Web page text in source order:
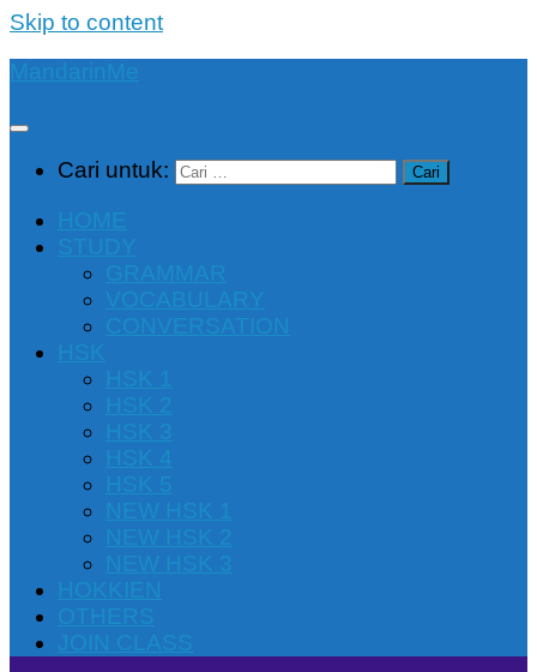
Skip to content
MandarinMe
Cari untuk:
HOME
STUDY
GRAMMAR
VOCABULARY
CONVERSATION
HSK
HSK 1
HSK 2
HSK 3
HSK 4
HSK 5
NEW HSK 1
NEW HSK 2
NEW HSK 3
HOKKIEN
OTHERS
JOIN CLASS